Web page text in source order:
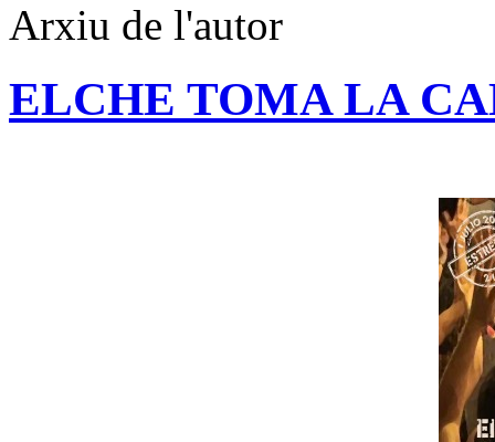
Arxiu de l'autor
ELCHE TOMA LA